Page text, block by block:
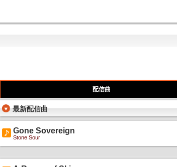
配信曲
最新配信曲
Gone Sovereign
Stone Sour